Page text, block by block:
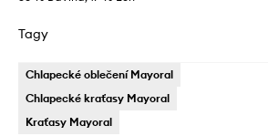
Tagy
Chlapecké oblečení Mayoral
Chlapecké kraťasy Mayoral
Kraťasy Mayoral